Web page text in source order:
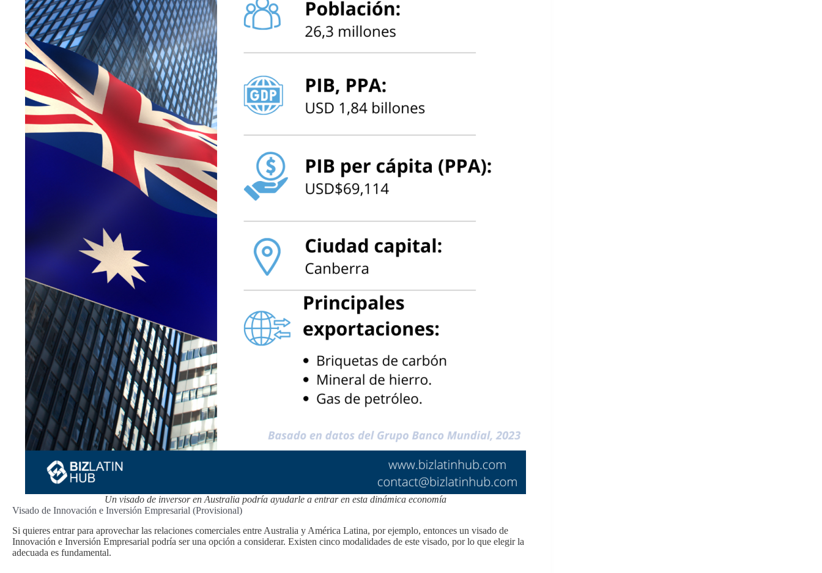
Un visado de inversor en Australia podría ayudarle a entrar en esta dinámica economía
Visado de Innovación e Inversión Empresarial (Provisional)
Si quieres entrar para aprovechar las relaciones comerciales entre Australia y América Latina, por ejemplo, entonces un visado de
Innovación e Inversión Empresarial podría ser una opción a considerar. Existen cinco modalidades de este visado, por lo que elegir la
adecuada es fundamental.